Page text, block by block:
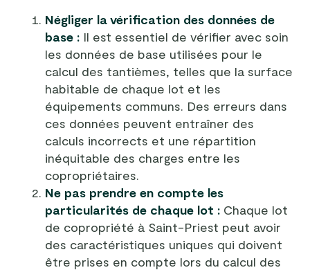
Négliger la vérification des données de
base : Il est essentiel de vérifier avec soin
les données de base utilisées pour le
calcul des tantièmes, telles que la surface
habitable de chaque lot et les
équipements communs. Des erreurs dans
ces données peuvent entraîner des
calculs incorrects et une répartition
inéquitable des charges entre les
copropriétaires.
Ne pas prendre en compte les
particularités de chaque lot : Chaque lot
de copropriété à Saint-Priest peut avoir
des caractéristiques uniques qui doivent
être prises en compte lors du calcul des